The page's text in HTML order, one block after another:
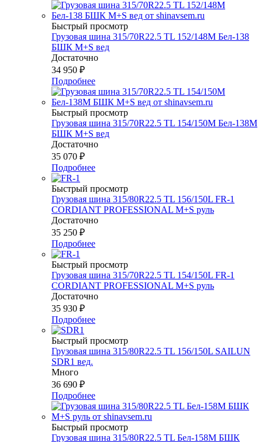
Быстрый просмотр
Грузовая шина 315/70R22.5 TL 152/148M Бел-138
БШК М+S вед
Достаточно
34 950 ₽
Подробнее
Быстрый просмотр
Грузовая шина 315/70R22.5 TL 154/150M Бел-138М
БШК М+S вед
Достаточно
35 070 ₽
Подробнее
Быстрый просмотр
Грузовая шина 315/80R22.5 TL 156/150L FR-1
CORDIANT PROFESSIONAL M+S руль
Достаточно
35 250 ₽
Подробнее
Быстрый просмотр
Грузовая шина 315/70R22.5 TL 154/150L FR-1
CORDIANT PROFESSIONAL M+S руль
Достаточно
35 930 ₽
Подробнее
Быстрый просмотр
Грузовая шина 315/80R22.5 TL 156/150L SAILUN
SDR1 вед.
Много
36 690 ₽
Подробнее
Быстрый просмотр
Грузовая шина 315/80R22.5 TL Бел-158М БШК